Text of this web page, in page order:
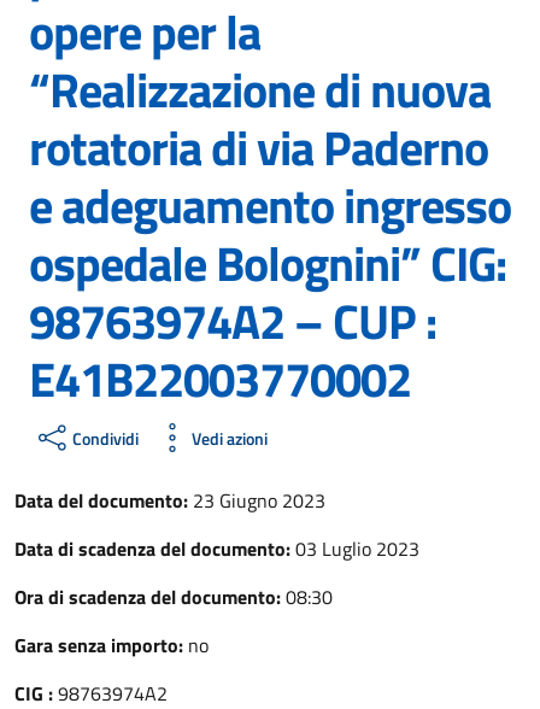
opere per la
“Realizzazione di nuova
rotatoria di via Paderno
e adeguamento ingresso
ospedale Bolognini” CIG:
98763974A2 – CUP :
E41B22003770002
Condividi Vedi azioni
Data del documento: 23 Giugno 2023
Data di scadenza del documento:03 Luglio 2023
Ora di scadenza del documento:08:30
Gara senza importo: no
CIG :98763974A2